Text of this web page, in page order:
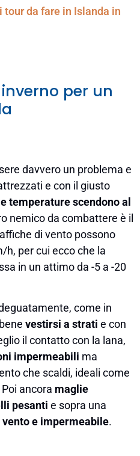
tour da fare in Islanda in
per un
davvero un problema e
e con il giusto
le temperature scendono al
nemico da combattere è il
di vento possono
h, per cui ecco che la
in un attimo da -5 a -20
come in
vestirsi a strati e con
il contatto con la lana,
impermeabili ma
che scaldi, ideali come
ancora maglie
pesanti e sopra una
e impermeabile.